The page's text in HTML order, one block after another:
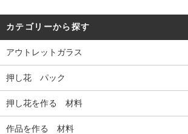
カテゴリーから探す
アウトレットガラス
押し花 パック
押し花を作る 材料
作品を作る 材料